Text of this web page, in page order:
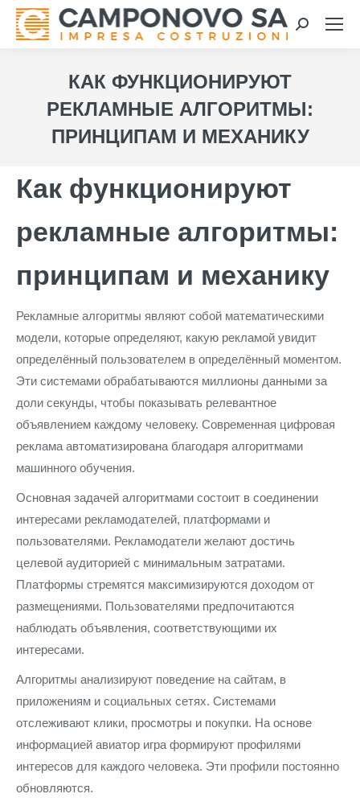
Search:
КАК ФУНКЦИОНИРУЮТ
РЕКЛАМНЫЕ АЛГОРИТМЫ:
ПРИНЦИПАМ И МЕХАНИКУ
Как функционируют
рекламные алгоритмы:
принципам и механику
Рекламные алгоритмы являют собой математическими
модели, которые определяют, какую рекламой увидит
определённый пользователем в определённый моментом.
Эти системами обрабатываются миллионы данными за
доли секунды, чтобы показывать релевантное
объявлением каждому человеку. Современная цифровая
реклама автоматизирована благодаря алгоритмами
машинного обучения.
Основная задачей алгоритмами состоит в соединении
интересами рекламодателей, платформами и
пользователями. Рекламодатели желают достичь
целевой аудиторией с минимальным затратами.
Платформы стремятся максимизируются доходом от
размещениями. Пользователями предпочитаются
наблюдать объявления, соответствующими их
интересами.
Алгоритмы анализируют поведение на сайтам, в
приложениям и социальных сетях. Системами
отслеживают клики, просмотры и покупки. На основе
информацией авиатор игра формируют профилями
интересов для каждого человека. Эти профили постоянно
обновляются.